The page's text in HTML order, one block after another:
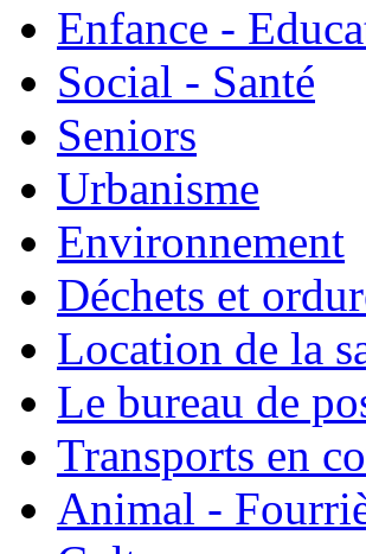
Enfance -
Social - Santé
Seniors
Urbanisme
Environnement
Déchets et
Location de la
Le bureau de
Transports en
Animal -